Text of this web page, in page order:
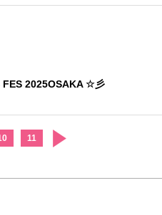
FES 2025OSAKA ☆彡
11